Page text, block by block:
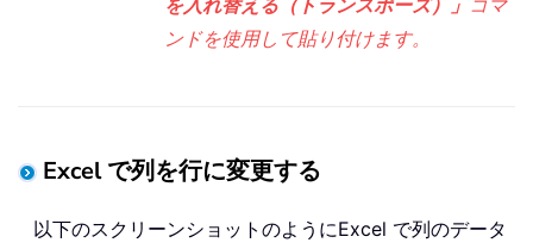
を入れ替える（トランスポーズ）」 コマ
ンドを使用して貼り付けます。
Excel で列を行に変更する
以下のスクリーンショットのようにExcel で列のデータ